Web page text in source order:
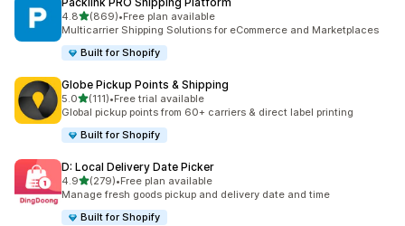
4.85つ星中
(869)
合計レビュー数：869件
•Free plan available
Multicarrier Shipping Solutions for eCommerce and Marketplaces
Built for Shopify
Globe Pickup Points & Shipping
5.05つ星中
(111)
合計レビュー数：111件
•Free trial available
Global pickup points from 60+ carriers & direct label printing
Built for Shopify
D: Local Delivery Date Picker
4.95つ星中
(279)
合計レビュー数：279件
•Free plan available
Manage fresh goods pickup and delivery date and time
Built for Shopify